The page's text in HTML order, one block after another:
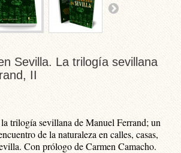
Sevilla. La trilogía sevillana
II
trilogía sevillana de Manuel Ferrand; un
de la naturaleza en calles, casas,
Con prólogo de Carmen Camacho.